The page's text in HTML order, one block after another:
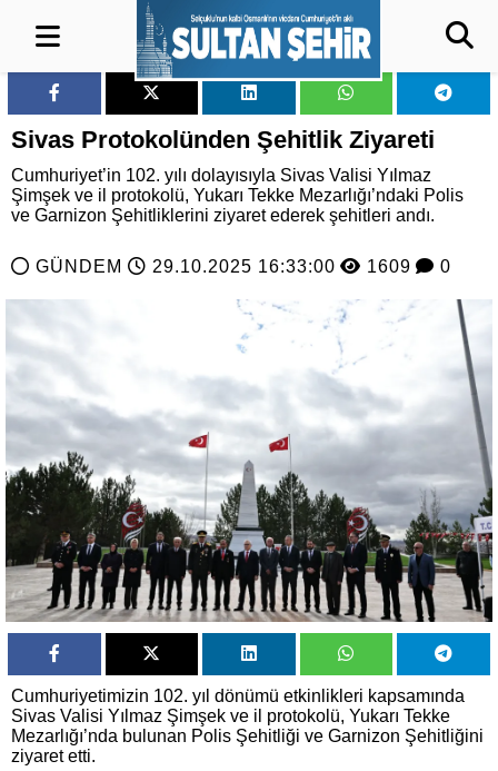
Sivas Protokolünden Şehitlik Ziyareti
Cumhuriyet’in 102. yılı dolayısıyla Sivas Valisi Yılmaz
Şimşek ve il protokolü, Yukarı Tekke Mezarlığı’ndaki Polis
ve Garnizon Şehitliklerini ziyaret ederek şehitleri andı.
GÜNDEM 29.10.2025 16:33:00 1609 0
Cumhuriyetimizin 102. yıl dönümü etkinlikleri kapsamında
Sivas Valisi Yılmaz Şimşek ve il protokolü, Yukarı Tekke
Mezarlığı’nda bulunan Polis Şehitliği ve Garnizon Şehitliğini
ziyaret etti.